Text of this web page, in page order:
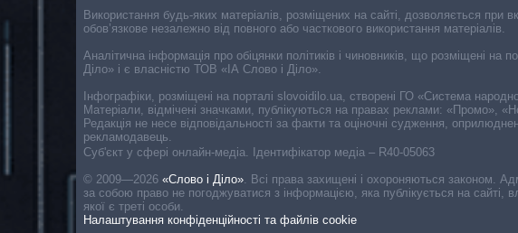
Cуб'єкт у сфері онлайн-медіа. Ідентифікатор медіа – R40-05063
© 2009—2026 «Слово і Діло»
Всі права захищені і охороняються законом.
за собою право не погоджуватися з інформацією, яка публікується на сайті,
якої є треті особи.
Налаштування конфіденційності та файлів cookie
Використання будь-яких матеріалів, розміщених на сайті, дозволяється
обов’язкове незалежно від повного або часткового використання матеріалів.
Аналітична інформація про обіцянки політиків і чиновників, що розміщені
Діло» і є власністю ТОВ «ІА Слово і Діло».
Інфографіки, розміщені на порталі slovoidilo.ua, створені ГО «Система
Матеріали, відмічені значками, публікуються на правах реклами: «Промо»,
Редакція не несе відповідальності за факти та оціночні судження,
рекламодавець.